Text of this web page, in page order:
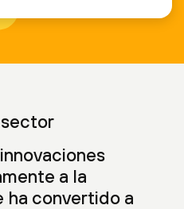
a la
ha convertido a